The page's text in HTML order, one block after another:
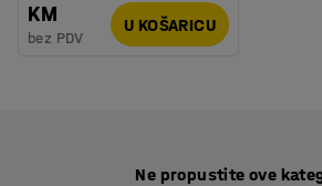
KM
bez PDV
U KOŠARICU
Ne propustite ove